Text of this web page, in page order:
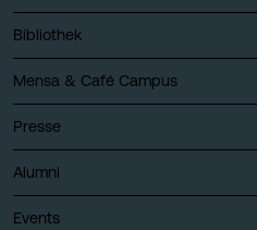
Bibliothek
Mensa & Café Campus
Presse
Alumni
Events